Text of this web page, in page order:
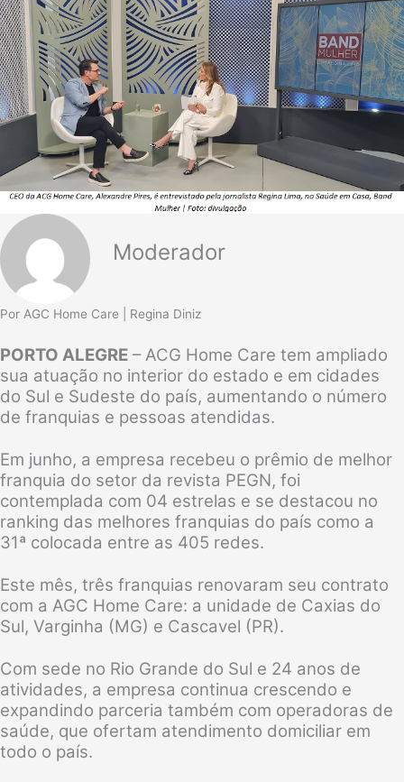
Moderador
Por AGC Home Care | Regina Diniz
PORTO ALEGRE – ACG Home Care tem ampliado
sua atuação no interior do estado e em cidades
do Sul e Sudeste do país, aumentando o número
de franquias e pessoas atendidas.
Em junho, a empresa recebeu o prêmio de melhor
franquia do setor da revista PEGN, foi
contemplada com 04 estrelas e se destacou no
ranking das melhores franquias do país como a
31ª colocada entre as 405 redes.
Este mês, três franquias renovaram seu contrato
com a AGC Home Care: a unidade de Caxias do
Sul, Varginha (MG) e Cascavel (PR).
Com sede no Rio Grande do Sul e 24 anos de
atividades, a empresa continua crescendo e
expandindo parceria também com operadoras de
saúde, que ofertam atendimento domiciliar em
todo o país.